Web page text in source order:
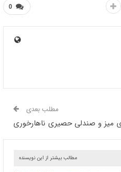
0
مطلب بعدی
میز و صندلی حصیری ناهارخوری
مطالب بیشتر از این نویسنده